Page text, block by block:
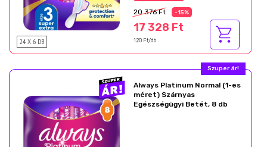
24 X 6 DB
20 376 Ft -15%
17 328 Ft
120 Ft/db
Szuper ár!
Always Platinum Normal (1-es
méret) Szárnyas
Egészségügyi Betét, 8 db